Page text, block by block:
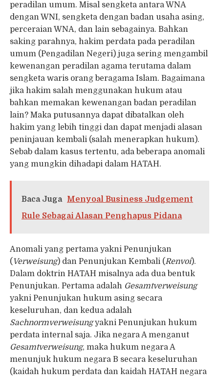
peradilan umum. Misal sengketa antara WNA
dengan WNI, sengketa dengan badan usaha asing,
perceraian WNA, dan lain sebagainya. Bahkan
saking parahnya, hakim perdata pada peradilan
umum (Pengadilan Negeri) juga sering mengambil
kewenangan peradilan agama terutama dalam
sengketa waris orang beragama Islam. Bagaimana
jika hakim salah menggunakan hukum atau
bahkan memakan kewenangan badan peradilan
lain? Maka putusannya dapat dibatalkan oleh
hakim yang lebih tinggi dan dapat menjadi alasan
peninjauan kembali (salah menerapkan hukum).
Sebab dalam kasus tertentu, ada beberapa anomali
yang mungkin dihadapi dalam HATAH.
Baca Juga
Menyoal Business Judgement
Rule Sebagai Alasan Penghapus Pidana
Anomali yang pertama yakni Penunjukan
( Verweisung) dan Penunjukan Kembali (Renvoi).
Dalam doktrin HATAH misalnya ada dua bentuk
Penunjukan. Pertama adalah Gesamtverweisung
yakni Penunjukan hukum asing secara
keseluruhan, dan kedua adalah
Sachnormverweisungyakni Penunjukan hukum
perdata internal saja. Jika negara A menganut
Gesamtverweisung, maka hukum negara A
menunjuk hukum negara B secara keseluruhan
(kaidah hukum perdata dan kaidah HATAH negara